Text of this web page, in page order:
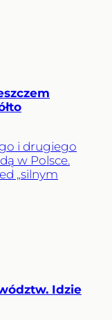
i drugiego
w Polsce.
„silnym
Idzie